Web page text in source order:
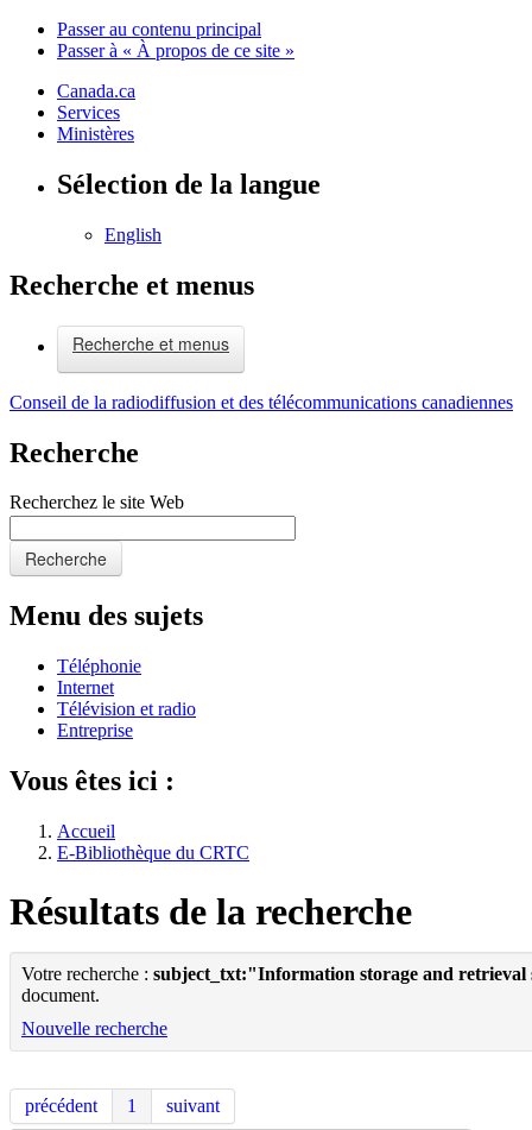
Passer au contenu principal
Passer à « À propos de ce site »
Canada.ca
Services
Ministères
Sélection de la langue
English
Recherche et menus
Recherche et menus
Conseil de la radiodiffusion et des télécommunications canadiennes
Recherche
Recherchez le site Web
Recherche
Menu des sujets
Téléphonie
Internet
Télévision et radio
Entreprise
Vous êtes ici :
Accueil
E-Bibliothèque du CRTC
Résultats de la recherche
Votre recherche : subject_txt:"Information storage and retrieval
document.
Nouvelle recherche
précédent 1 suivant